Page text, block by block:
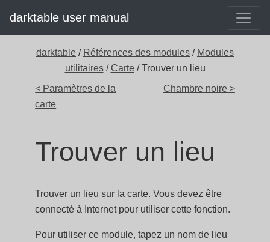
darktable user manual
darktable / Références des modules / Modules
utilitaires/ Carte / Trouver un lieu
< Paramètres de la
carte
Chambre noire >
Trouver un lieu
Trouver un lieu sur la carte. Vous devez être
connecté à Internet pour utiliser cette fonction.
Pour utiliser ce module, tapez un nom de lieu